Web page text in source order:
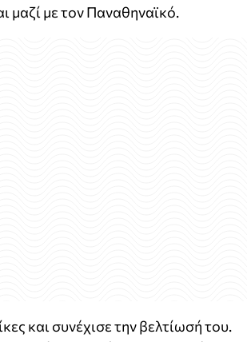
μαζί με τον Παναθηναϊκό.
και συνέχισε την βελτίωσή του.